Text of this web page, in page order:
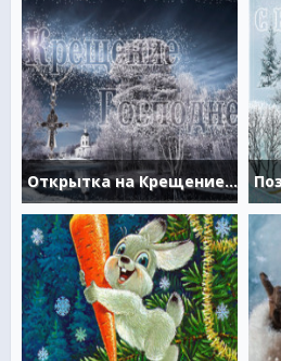
Открытка на Крещение Господне